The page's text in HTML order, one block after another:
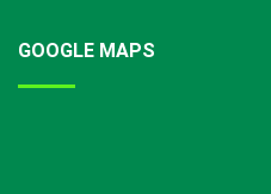
GOOGLE MAPS